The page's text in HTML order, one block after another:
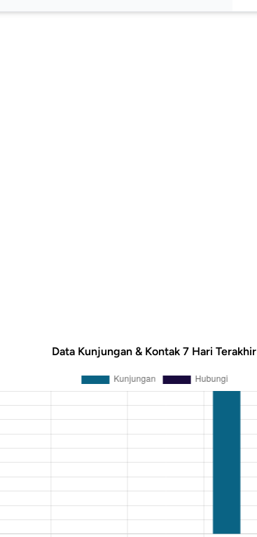
Data Kunjungan & Kontak 7 Hari Terakhir